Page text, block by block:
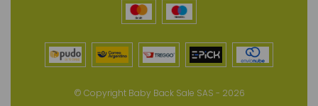
© Copyright Baby Back Sale SAS - 2026